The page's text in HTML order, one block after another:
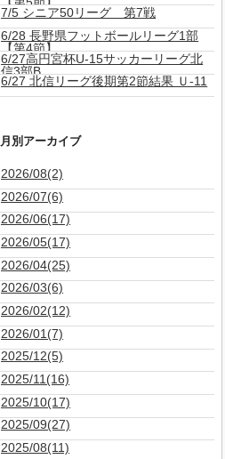
7/5 シニア50リーグ 第7戦
6/28 長野県フットボールリーグ1部
6/27高円宮杯U-15サッカーリーグ北
6/27 北信リーグ後期第2節結果 Ｕ-11
月別アーカイブ
2026/08(2)
2026/07(6)
2026/06(17)
2026/05(17)
2026/04(25)
2026/03(6)
2026/02(12)
2026/01(7)
2025/12(5)
2025/11(16)
2025/10(17)
2025/09(27)
2025/08(11)